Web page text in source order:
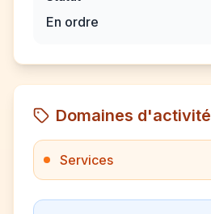
En ordre
Domaines d'activité
Services